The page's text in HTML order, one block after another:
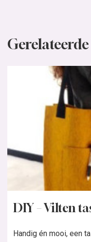
DIY – Vilten
Handig én mooi, een